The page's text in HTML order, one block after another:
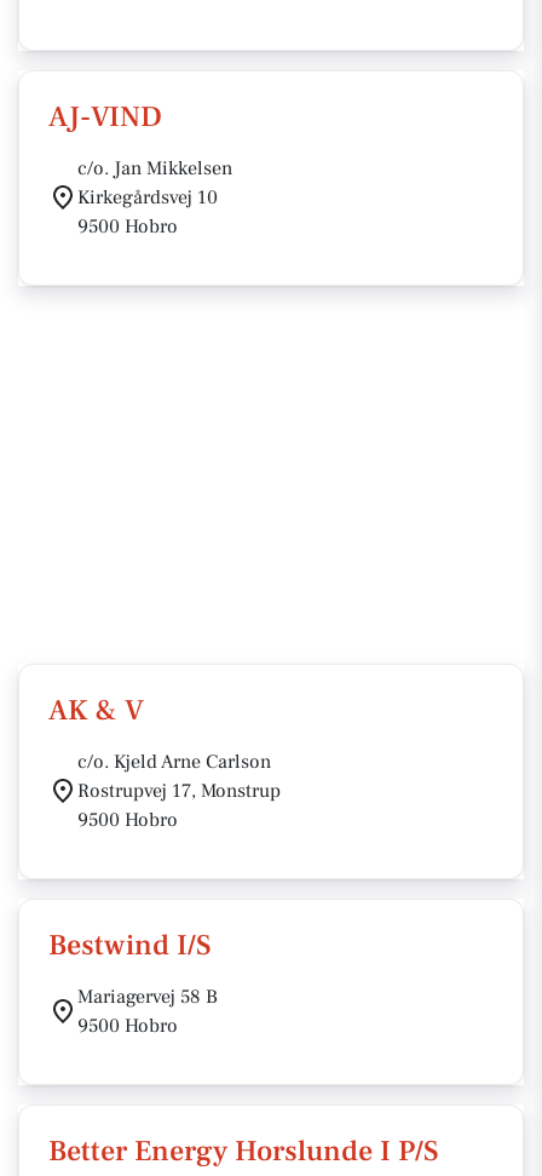
AJ-VIND
c/o. Jan Mikkelsen
Kirkegårdsvej 10
9500 Hobro
AK & V
c/o. Kjeld Arne Carlson
Rostrupvej 17, Monstrup
9500 Hobro
Bestwind I/S
Mariagervej 58 B
9500 Hobro
Better Energy Horslunde I P/S